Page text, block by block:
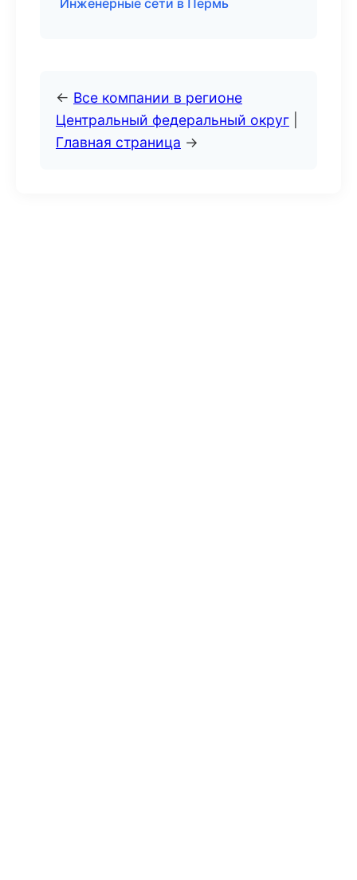
Инженерные сети в Пермь
← Все компании в регионе
Центральный федеральный округ
Главная страница →